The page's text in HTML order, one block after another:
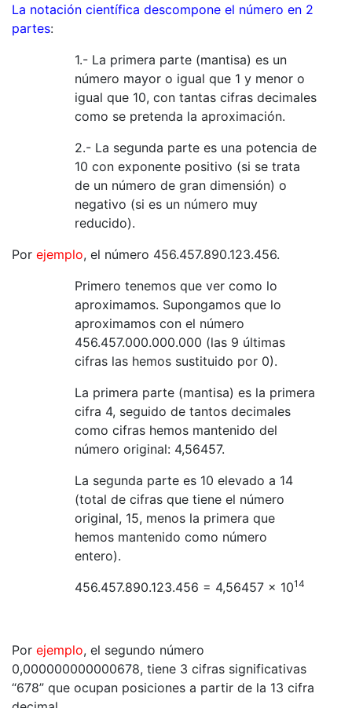
La notación científica descompone el número en 2
partes:
1.- La primera parte (mantisa) es un
número mayor o igual que 1 y menor o
igual que 10, con tantas cifras decimales
como se pretenda la aproximación.
2.- La segunda parte es una potencia de
10 con exponente positivo (si se trata
de un número de gran dimensión) o
negativo (si es un número muy
reducido).
Por ejemplo, el número 456.457.890.123.456.
Primero tenemos que ver como lo
aproximamos. Supongamos que lo
aproximamos con el número
456.457.000.000.000 (las 9 últimas
cifras las hemos sustituido por 0).
La primera parte (mantisa) es la primera
cifra 4, seguido de tantos decimales
como cifras hemos mantenido del
número original: 4,56457.
La segunda parte es 10 elevado a 14
(total de cifras que tiene el número
original, 15, menos la primera que
hemos mantenido como número
entero).
456.457.890.123.456 = 4,56457 x 1014
Por ejemplo, el segundo número
0,000000000000678, tiene 3 cifras significativas
“678” que ocupan posiciones a partir de la 13 cifra